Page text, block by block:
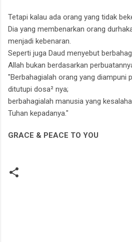
Tetapi kalau ada orang yang tidak
Dia yang membenarkan orang
menjadi kebenaran.
Seperti juga Daud menyebut
Allah bukan berdasarkan
"Berbahagialah orang yang diampuni
ditutupi dosa² nya;
berbahagialah manusia yang
Tuhan kepadanya."
GRACE & PEACE TO YOU